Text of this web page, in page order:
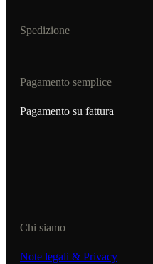
Spedizione
Pagamento semplice
Pagamento su fattura
Chi siamo
Note legali & Privacy